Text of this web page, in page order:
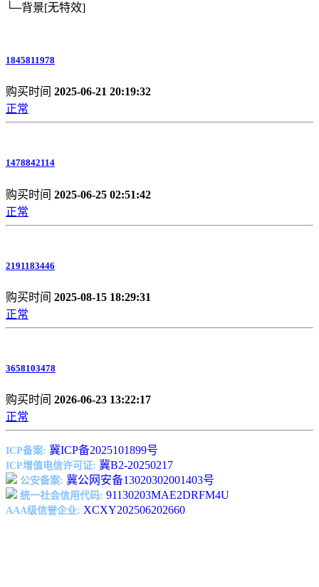
└─背景[无特效]
1845811978
购买时间 2025-06-21 20:19:32
正常
1478842114
购买时间 2025-06-25 02:51:42
正常
2191183446
购买时间 2025-08-15 18:29:31
正常
3658103478
购买时间 2026-06-23 13:22:17
正常
ICP备案: 冀ICP备2025101899号
ICP增值电信许可证: 冀B2-20250217
公安备案: 冀公网安备13020302001403号
统一社会信用代码: 91130203MAE2DRFM4U
AAA级信誉企业: XCXY202506202660